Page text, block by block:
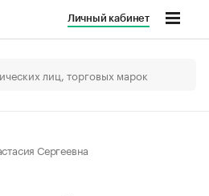
Личный кабинет
Сергеевна